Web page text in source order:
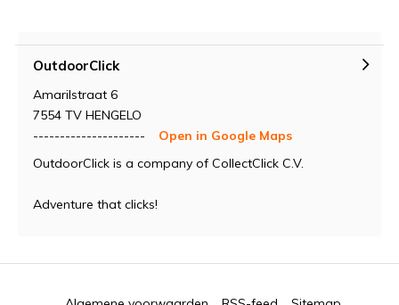
OutdoorClick
Amarilstraat 6
7554 TV HENGELO
---------------------
Open in Google Maps
OutdoorClick is a company of CollectClick C.V.
Adventure that clicks!